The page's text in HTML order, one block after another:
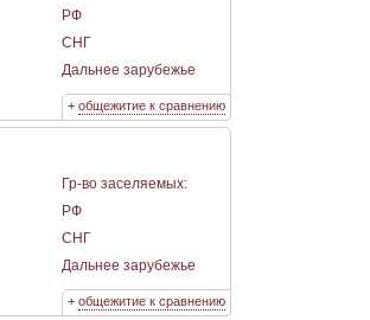
РФ
СНГ
Дальнее зарубежье
+ общежитие к сравнению
Гр-во заселяемых:
РФ
СНГ
Дальнее зарубежье
+ общежитие к сравнению